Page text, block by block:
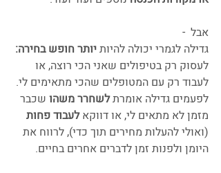
אבל  -
גדילה לגמרי יכולה להיות יותר חופש בחירה:
לעסוק רק בטיפולים שאני הכי רוצה, או
לעבוד רק עם המטופלים שהכי מתאימים לי.
לפעמים גדילה אומרת לשחרר משהו שכבר
מזמן לא מתאים לי, או דווקא לעבוד פחות
(ואולי להעלות מחירים תוך כדי), לרווח את
היומן ולפנות זמן לדברים אחרים בחיים.